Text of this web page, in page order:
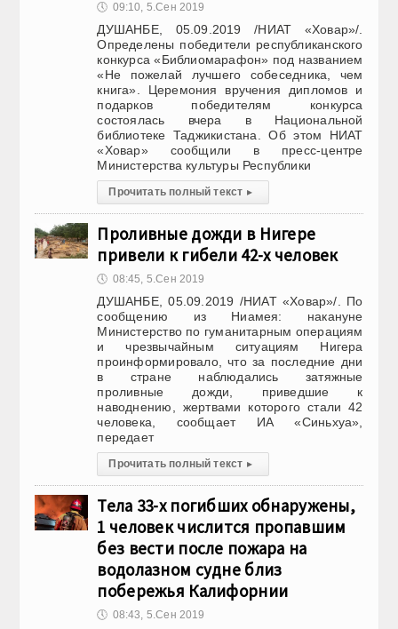
🕔 09:10, 5.Сен 2019
ДУШАНБЕ, 05.09.2019 /НИАТ «Ховар»/.
Определены победители республиканского
конкурса «Библиомарафон» под названием
«Не пожелай лучшего собеседника, чем
книга». Церемония вручения дипломов и
подарков победителям конкурса
состоялась вчера в Национальной
библиотеке Таджикистана. Об этом НИАТ
«Ховар» сообщили в пресс-центре
Министерства культуры Республики
Прочитать полный текст ▸
Проливные дожди в Нигере
привели к гибели 42-х человек
🕔 08:45, 5.Сен 2019
ДУШАНБЕ, 05.09.2019 /НИАТ «Ховар»/. По
сообщению из Ниамея: накануне
Министерство по гуманитарным операциям
и чрезвычайным ситуациям Нигера
проинформировало, что за последние дни
в стране наблюдались затяжные
проливные дожди, приведшие к
наводнению, жертвами которого стали 42
человека, сообщает ИА «Синьхуа»,
передает
Прочитать полный текст ▸
Тела 33-х погибших обнаружены,
1 человек числится пропавшим
без вести после пожара на
водолазном судне близ
побережья Калифорнии
🕔 08:43, 5.Сен 2019